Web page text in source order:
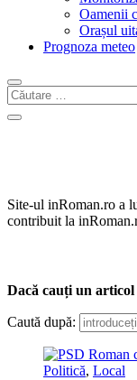
Oamenii
Orașul
Prognoza meteo
Site-ul inRoman.ro a
contribuit la
Dacă cauți un
Caută după:
Politică, Local